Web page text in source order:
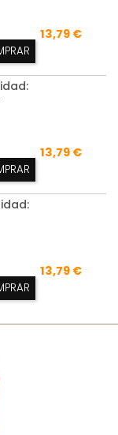
13,79 €
13,79 €
13,79 €